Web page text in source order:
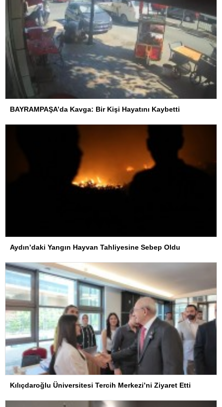
BAYRAMPAŞA’da Kavga: Bir Kişi Hayatını Kaybetti
Aydın’daki Yangın Hayvan Tahliyesine Sebep Oldu
Kılıçdaroğlu Üniversitesi Tercih Merkezi’ni Ziyaret Etti